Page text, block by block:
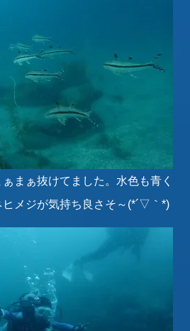
まぁ抜けてました。水色も青く
メジが気持ち良さそ～(*´▽｀*)